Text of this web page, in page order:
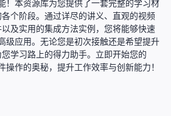
！本资源库为您提供了一套完整的学习材
个阶段。通过详尽的讲义、直观的视频
及实用的集成方法实例，您将能够快速
级应用。无论您是初次接触还是希望提升
学习路上的得力助手。立即开始您的
作的奥秘，提升工作效率与创新能力！